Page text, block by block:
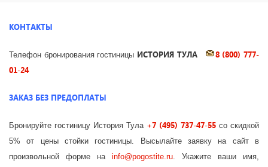
КОНТАКТЫ
Телефон бронирования гостиницы ИСТОРИЯ ТУЛА
8 (800) 777-
01-24
ЗАКАЗ БЕЗ ПРЕДОПЛАТЫ
Бронируйте гостиницу История Тула +7 (495) 737-47-55 со скидкой
5% от цены стойки гостиницы. Высылайте заявку на сайт в
произвольной форме на info@pogostite.ru. Укажите ваши имя,